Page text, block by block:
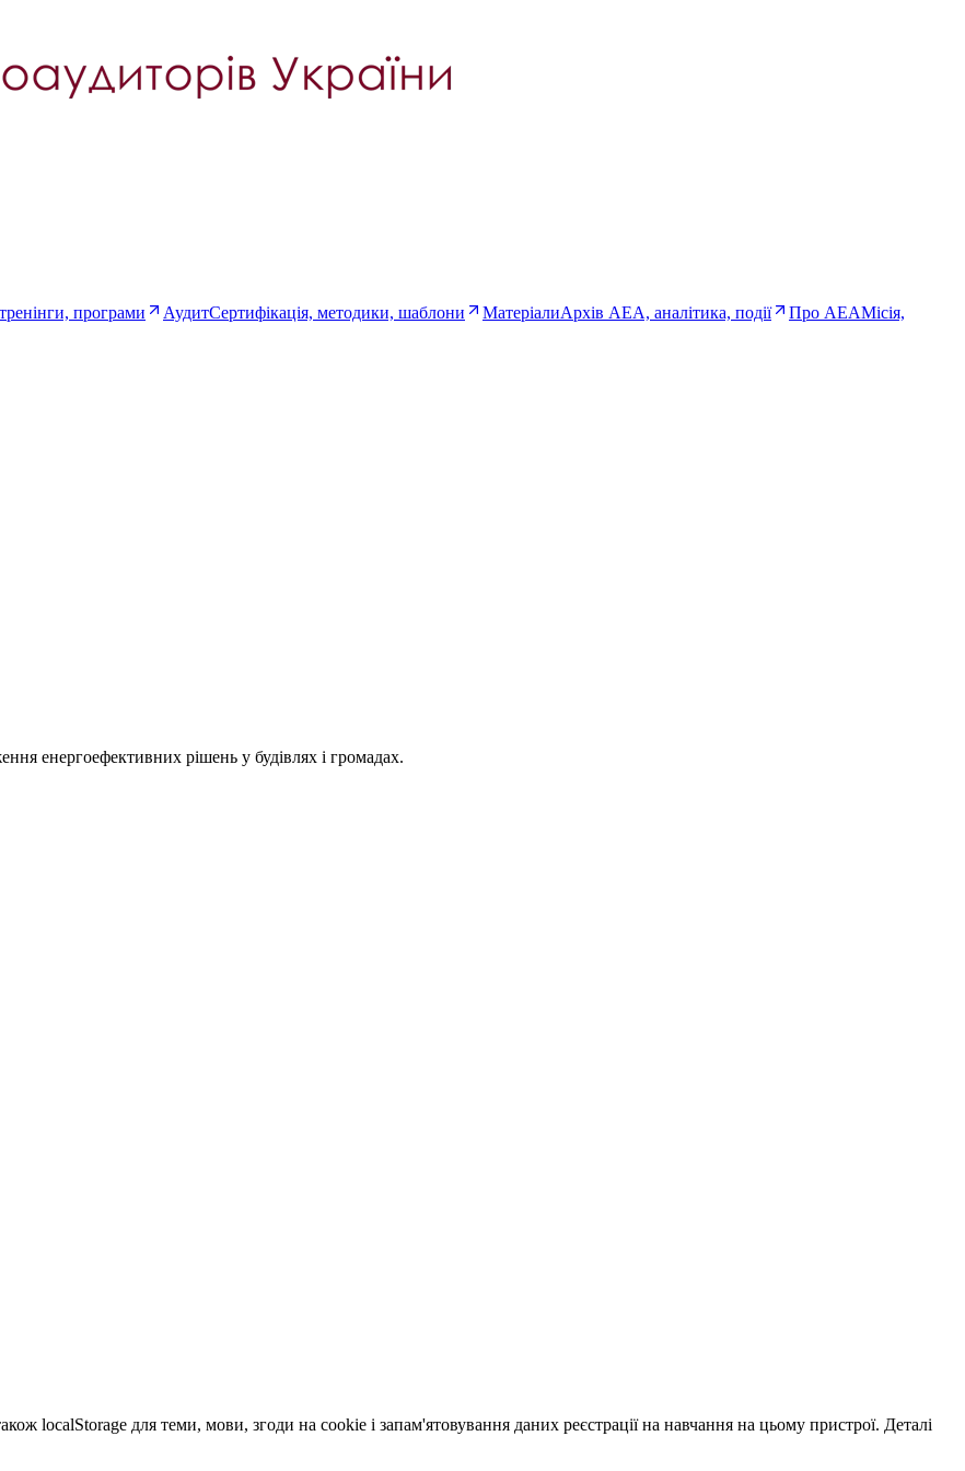
програми АудитСертифікація, методики, шаблони МатеріалиАрхів AEA, аналітика, події Про AEAМісія,
енергоефективних рішень у будівлях і громадах.
localStorage для теми, мови, згоди на cookie і запам'ятовування даних реєстрації на навчання на цьому пристрої. Деталі